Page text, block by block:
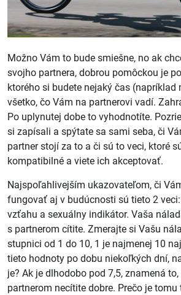
Možno Vám to bude smiešne, no ak
svojho partnera, dobrou pomôckou je
ktorého si budete nejaký čas
všetko, čo Vám na partnerovi vadí.
Po uplynutej dobe to vyhodnotíte.
si zapísali a spýtate sa sami seba, či
partner stojí za to a či sú to veci, ktoré
kompatibilné a viete ich akceptovať.
Najspoľahlivejším ukazovateľom, či
fungovať aj v budúcnosti sú tieto 2
vzťahu a sexuálny indikátor. Vaša
s partnerom cítite. Zmerajte si Vašu
stupnici od 1 do 10, 1 je najmenej 10
tieto hodnoty po dobu niekoľkých dní,
je? Ak je dlhodobo pod 7,5, znamená
partnerom necítite dobre. Prečo je tomu